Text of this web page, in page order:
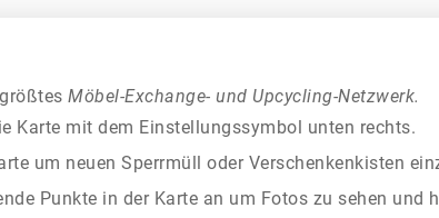
größtesMöbel-Exchange- und Upcycling-Netzwerk.
Karte mit dem Einstellungssymbol unten rechts.
um neuen Sperrmüll oder Verschenkenkisten
Punkte in der Karte an um Fotos zu sehen und